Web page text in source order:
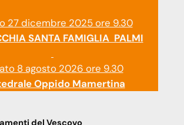
27 dicembre 2025 ore 9.30
SANTA FAMIGLIA PALMI
8 agosto 2026 ore 9.30
Oppido Mamertina